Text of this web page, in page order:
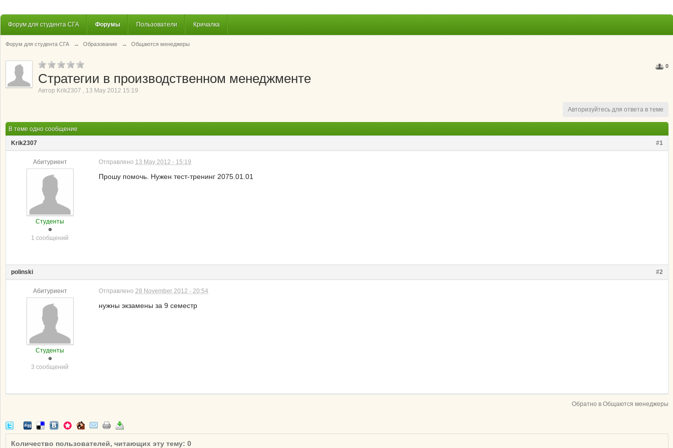
Форум для студента СГА Форумы Пользователи Кричалка
Форум для студента СГА → Образование → Общаются менеджеры
0
Стратегии в производственном менеджменте
Автор Krik2307 , 13 May 2012 15:19
Авторизуйтесь для ответа в теме
В теме одно сообщение
#1
Krik2307
Абитуриент
Студенты
1 сообщений
Отправлено 13 May 2012 - 15:19
Прошу помочь. Нужен тест-тренинг 2075.01.01
#2
polinski
Абитуриент
Студенты
3 сообщений
Отправлено 28 November 2012 - 20:54
нужны экзамены за 9 семестр
Обратно в Общаются менеджеры
Количество пользователей, читающих эту тему: 0